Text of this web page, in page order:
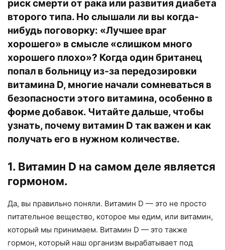
риск смерти от рака или развития диабета
второго типа. Но слышали ли вы когда-
нибудь поговорку: «Лучшее враг
хорошего» в смысле «слишком много
хорошего плохо»? Когда один британец
попал в больницу из-за передозировки
витамина D, многие начали сомневаться в
безопасности этого витамина, особенно в
форме добавок. Читайте дальше, чтобы
узнать, почему витамин D так важен и как
получать его в нужном количестве.
1. Витамин D на самом деле является
гормоном.
Да, вы правильно поняли. Витамин D — это не просто
питательное вещество, которое мы едим, или витамин,
который мы принимаем. Витамин D — это также
гормон, который наш организм вырабатывает под